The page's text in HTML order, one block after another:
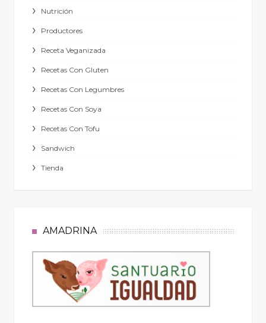
Nutrición
Productores
Receta Veganizada
Recetas Con Gluten
Recetas Con Legumbres
Recetas Con Soya
Recetas Con Tofu
Sandwich
Tienda
AMADRINA